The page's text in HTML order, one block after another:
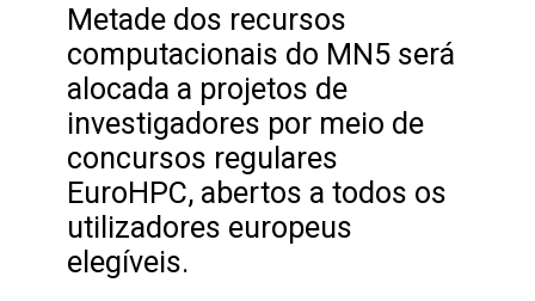
Metade dos recursos
computacionais do MN5 será
alocada a projetos de
investigadores por meio de
concursos regulares
EuroHPC, abertos a todos os
utilizadores europeus
elegíveis.